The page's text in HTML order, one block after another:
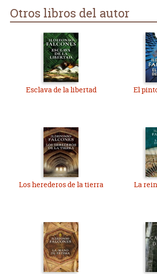
Otros libros del autor
Esclava de la libertad El
Los herederos de la tierra La